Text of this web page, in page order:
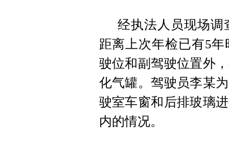
经执法人员现场调
距离上次年检已有5
驶位和副驾驶位置外
化气罐。驾驶员李某
驶室车窗和后排玻璃
内的情况。